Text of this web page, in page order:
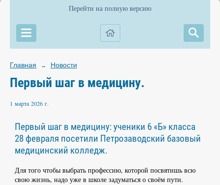
Перейти на полную версию
Главная → Новости
Первый шаг в медицину.
1 марта 2026 г.
Первый шаг в медицину: ученики 6 «Б» класса
28 февраля посетили Петрозаводский базовый
медицинский колледж.
Для того чтобы выбрать профессию, которой посвятишь всю
свою жизнь, надо уже в школе задуматься о своём пути.